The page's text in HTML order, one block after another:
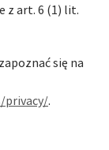
z art. 6 (1) lit.
się na
.